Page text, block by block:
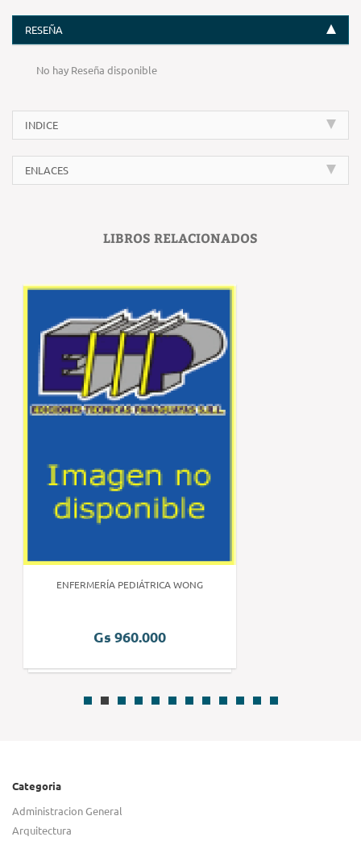
RESEÑA
No hay Reseña disponible
INDICE
ENLACES
LIBROS RELACIONADOS
ENFERMERÍA PEDIÁTRICA WONG
Gs 960.000
Categoria
Administracion General
Arquitectura